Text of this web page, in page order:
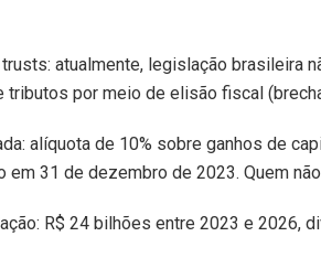
atualmente, legislação brasileira
tributos por meio de elisão fiscal
alíquota de 10% sobre ganhos de
em 31 de dezembro de 2023. Quem
R$ 24 bilhões entre 2023 e 2026,